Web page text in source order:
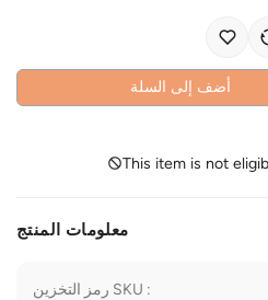
أضف إلى السلة
This item is not
معلومات المنتج
رمز التخزين SKU :